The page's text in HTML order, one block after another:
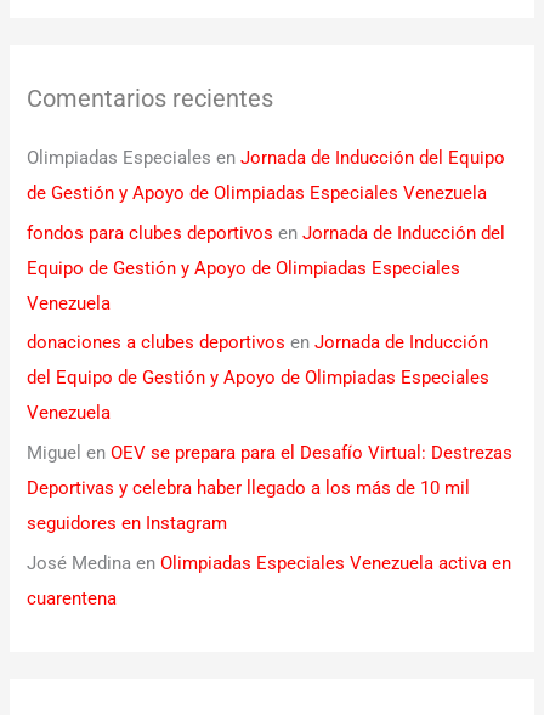
Comentarios recientes
Olimpiadas Especiales enJornada de Inducción del Equipo
de Gestión y Apoyo de Olimpiadas Especiales Venezuela
fondos para clubes deportivos enJornada de Inducción del
Equipo de Gestión y Apoyo de Olimpiadas Especiales
Venezuela
donaciones a clubes deportivos enJornada de Inducción
del Equipo de Gestión y Apoyo de Olimpiadas Especiales
Venezuela
Miguel enOEV se prepara para el Desafío Virtual: Destrezas
Deportivas y celebra haber llegado a los más de 10 mil
seguidores en Instagram
José Medina enOlimpiadas Especiales Venezuela activa en
cuarentena